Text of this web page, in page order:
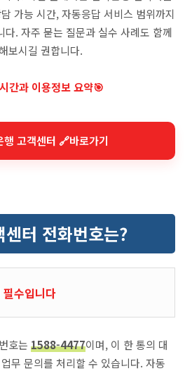
가능 시간, 자동응답 서비스 범위까지
다. 자주 묻는 질문과 실수 사례도 함께
보시길 권합니다.
간과 이용정보 요약🎯
행 고객센터 🔗바로가기
터 전화번호는?
수입니다
호는 1588-4477이며, 이 한 통의 대
무 문의를 처리할 수 있습니다. 자동